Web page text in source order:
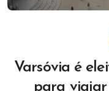
Varsóvia é
para